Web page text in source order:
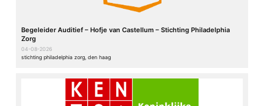
Begeleider Auditief – Hofje van Castellum – Stichting Philadelphia
Zorg
04-08-2026
stichting philadelphia zorg, den haag